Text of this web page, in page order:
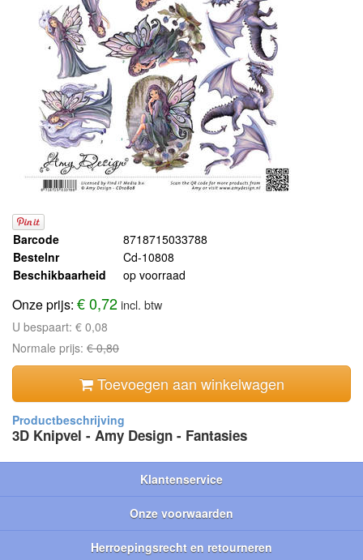
Barcode
8718715033788
Bestelnr
Cd-10808
Beschikbaarheid
op voorraad
Onze prijs: € 0,72incl. btw
U bespaart: € 0,08
Normale prijs: € 0,80
Toevoegen aan winkelwagen
3D Knipvel - Amy Design - Fantasies
Klantenservice
Onze voorwaarden
Herroepingsrecht en retourneren